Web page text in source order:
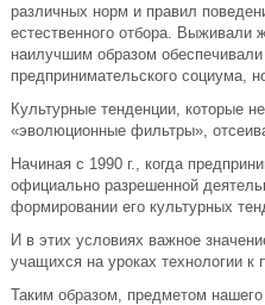
различных норм и правил
естественного отбора. Выживали
наилучшим образом
предпринимательского социума,
Культурные тенденции, которые
«эволюционные фильтры»,
Начиная с 1990 г., когда
официально разрешенной
формировании его культурных
И в этих условиях важное
учащихся на уроках технологии к
Таким образом, предметом